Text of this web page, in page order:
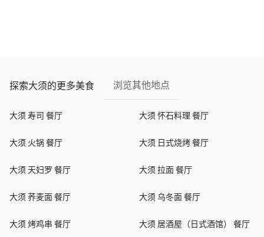
探索大须的更多美食 浏览其他地点
大须 寿司 餐厅 大须 怀石料理 餐厅
大须 火锅 餐厅 大须 日式烧烤 餐厅
大须 天妇罗 餐厅 大须 拉面 餐厅
大须 荞麦面 餐厅 大须 乌冬面 餐厅
大须 烤鸡串 餐厅 大须 居酒屋（日式酒馆） 餐厅